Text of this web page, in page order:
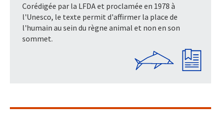
Corédigée par la LFDA et proclamée en 1978 à
l'Unesco, le texte permit d'affirmer la place de
l'humain au sein du règne animal et non en son
sommet.